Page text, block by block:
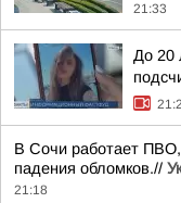
21:33
До 20
В Сочи работает ПВО,
падения обломков.//
21:18